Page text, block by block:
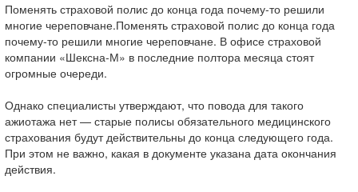
Поменять страховой полис до конца года почему-то решили
многие череповчане.Поменять страховой полис до конца года
почему-то решили многие череповчане. В офисе страховой
компании «Шексна-М» в последние полтора месяца стоят
огромные очереди.
Однако специалисты утверждают, что повода для такого
ажиотажа нет — старые полисы обязательного медицинского
страхования будут действительны до конца следующего года.
При этом не важно, какая в документе указана дата окончания
действия.